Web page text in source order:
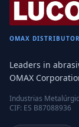
OMAX DISTRIBUTOR
Leaders in
OMAX
Industrias
CIF: ES B87088936